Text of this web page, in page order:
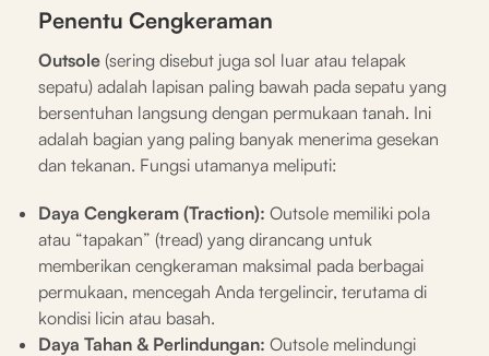
Penentu Cengkeraman
Outsole (sering disebut juga sol luar atau telapak
sepatu) adalah lapisan paling bawah pada sepatu yang
bersentuhan langsung dengan permukaan tanah. Ini
adalah bagian yang paling banyak menerima gesekan
dan tekanan. Fungsi utamanya meliputi:
Daya Cengkeram (Traction): Outsole memiliki pola
atau “tapakan” (tread) yang dirancang untuk
memberikan cengkeraman maksimal pada berbagai
permukaan, mencegah Anda tergelincir, terutama di
kondisi licin atau basah.
Daya Tahan & Perlindungan: Outsole melindungi